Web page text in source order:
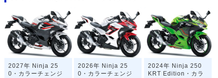
2027年 Ninja 25
0・カラーチェンジ
2026年 Ninja 25
0・カラーチェンジ
2024年 Ninja 250
KRT Edition・カラ